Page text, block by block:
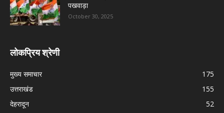
पखवाड़ा
October 30, 2025
लोकप्रिय श्रेणी
मुख्य समाचार
175
उत्तराखंड
155
देहरादून
52